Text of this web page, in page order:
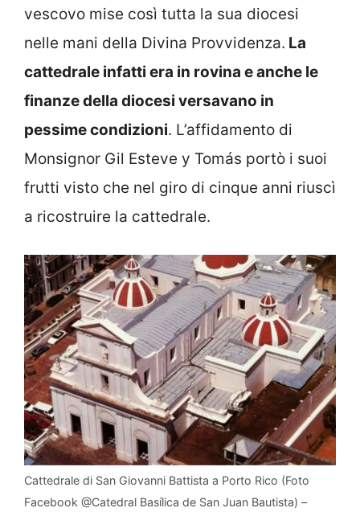
vescovo mise così tutta la sua diocesi
nelle mani della Divina Provvidenza. La
cattedrale infatti era in rovina e anche le
finanze della diocesi versavano in
pessime condizioni. L’affidamento di
Monsignor Gil Esteve y Tomás portò i suoi
frutti visto che nel giro di cinque anni riuscì
a ricostruire la cattedrale.
Cattedrale di San Giovanni Battista a Porto Rico (Foto
Facebook @Catedral Basílica de San Juan Bautista) –